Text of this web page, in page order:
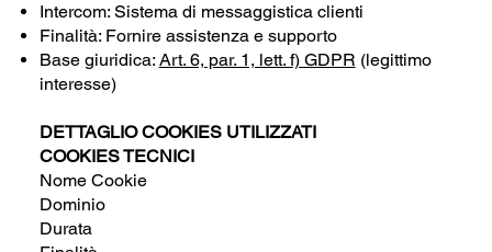
Intercom: Sistema di messaggistica clienti
Finalità: Fornire assistenza e supporto
Base giuridica: Art. 6, par. 1, lett. f) GDPR (legittimo
interesse)
DETTAGLIO COOKIES UTILIZZATI
COOKIES TECNICI
Nome Cookie
Dominio
Durata